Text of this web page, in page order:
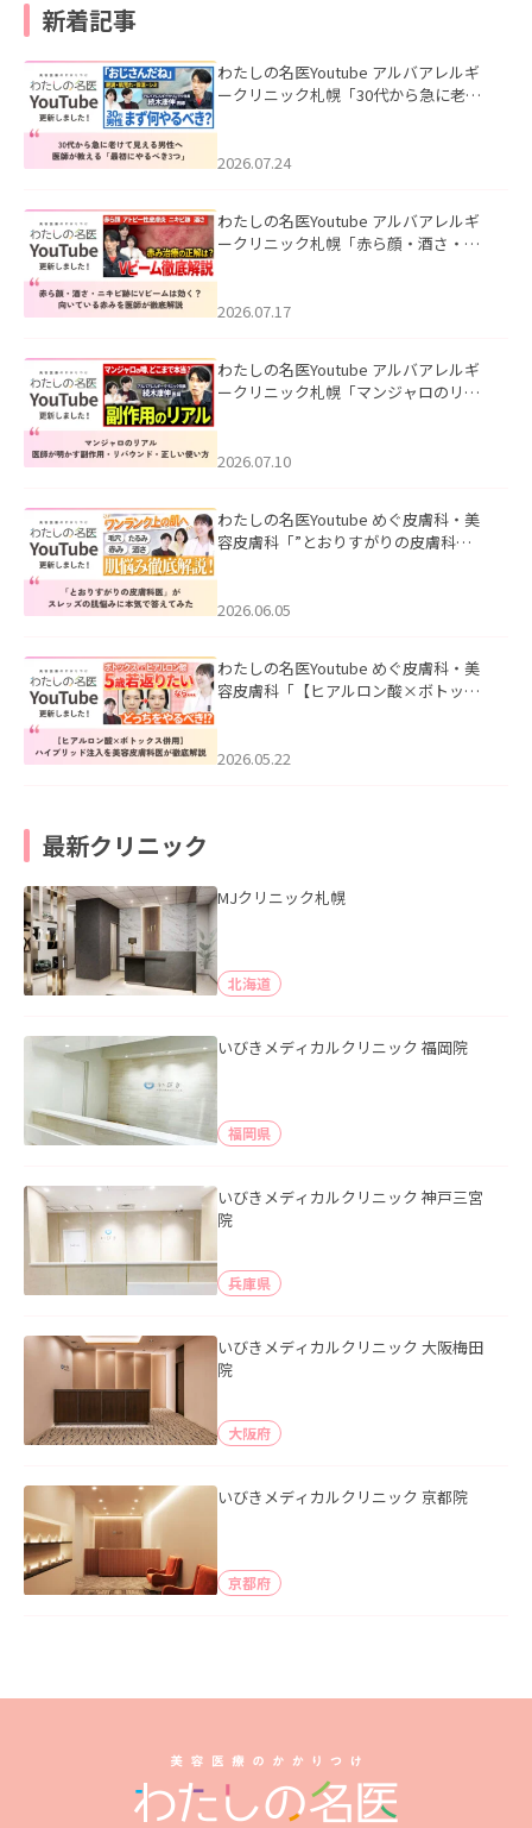
新着記事
わたしの名医Youtube アルバアレルギ
ークリニック札幌「30代から急に老け
た。
2026.07.24
わたしの名医Youtube アルバアレルギ
ークリニック札幌「赤ら顔・酒さ・ニ
した。
2026.07.17
わたしの名医Youtube アルバアレルギ
ークリニック札幌「マンジャロのリア
た。
2026.07.10
わたしの名医Youtube めぐ皮膚科・美
容皮膚科「”とおりすがりの皮膚科
2026.06.05
わたしの名医Youtube めぐ皮膚科・美
容皮膚科「【ヒアルロン酸×ボトック
た。
2026.05.22
最新クリニック
MJクリニック札幌
北海道
いびきメディカルクリニック 福岡院
福岡県
いびきメディカルクリニック 神戸三宮
院
兵庫県
いびきメディカルクリニック 大阪梅田
院
大阪府
いびきメディカルクリニック 京都院
京都府